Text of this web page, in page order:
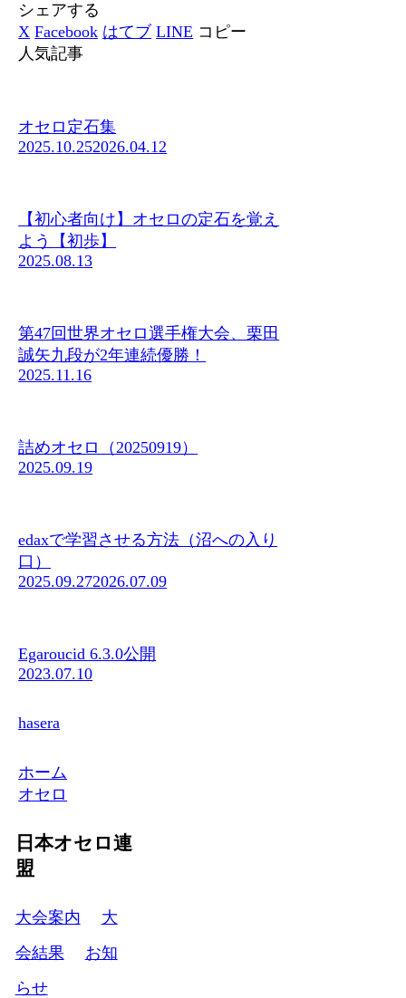
シェアする
X Facebook はてブ LINE コピー
人気記事
オセロ定石集
2025.10.252026.04.12
【初心者向け】オセロの定石を覚え
よう【初歩】
2025.08.13
第47回世界オセロ選手権大会、栗田
誠矢九段が2年連続優勝！
2025.11.16
詰めオセロ（20250919）
2025.09.19
edaxで学習させる方法（沼への入り
口）
2025.09.272026.07.09
Egaroucid 6.3.0公開
2023.07.10
hasera
ホーム
オセロ
日本オセロ連
盟
大会案内
大
会結果
お知
らせ